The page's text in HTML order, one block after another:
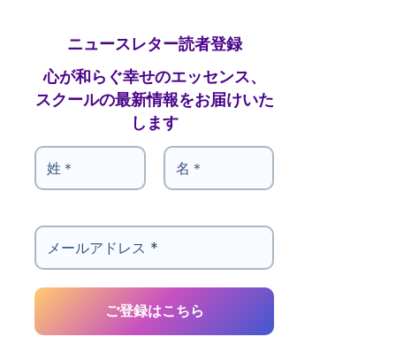
ニュースレター読者登録
心が和らぐ幸せのエッセンス、
スクールの最新情報をお届けいた
します